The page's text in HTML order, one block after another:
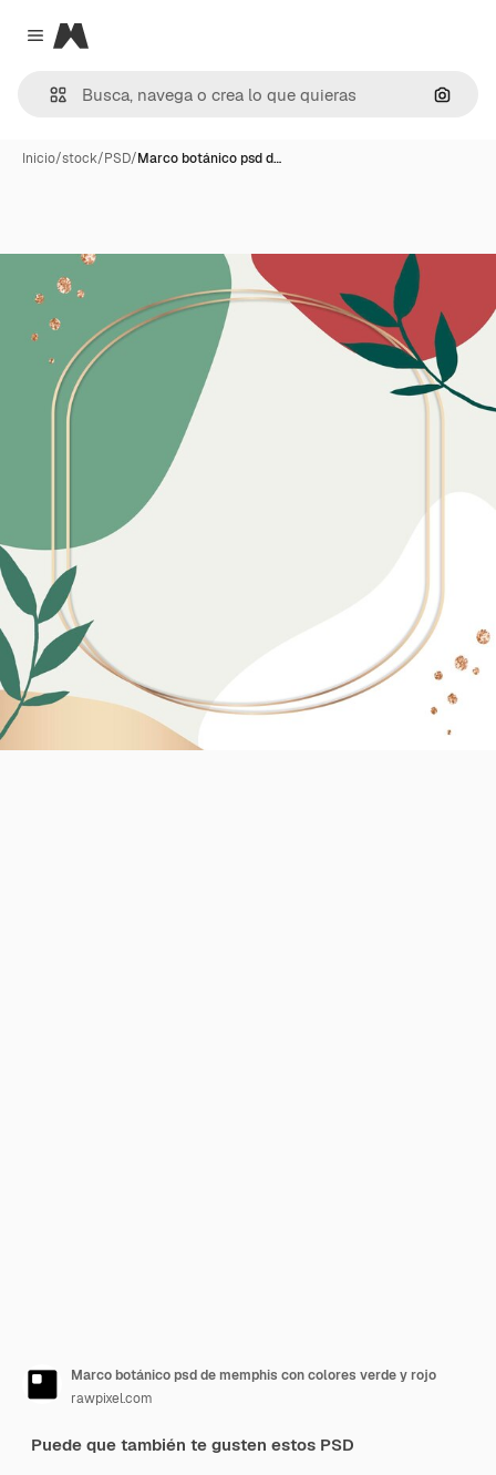
Close menu
Magnific
Inicio/stock/PSD/Marco botánico psd d…
Marco botánico psd de memphis con colores verde y rojo
rawpixel.com
Puede que también te gusten estos PSD